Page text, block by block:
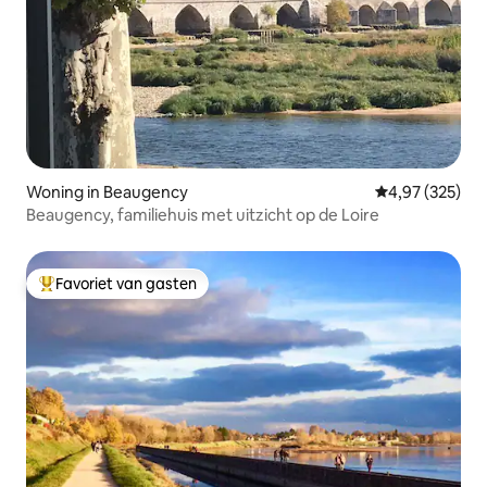
Woning in Beaugency Gemiddelde
4,97 (325)
Beaugency, familiehuis met uitzicht op de Loire
Topfavoriet van gasten
Favoriet van gasten